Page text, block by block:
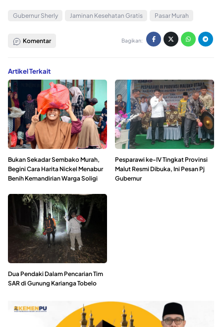
Gubernur Sherly Jaminan Kesehatan Gratis Pasar Murah
Komentar Bagikan:
Artikel Terkait
Bukan Sekadar Sembako Murah,
Begini Cara Harita Nickel Menabur
Benih Kemandirian Warga Soligi
Pesparawi ke-IV Tingkat Provinsi
Malut Resmi Dibuka, Ini Pesan Pj
Gubernur
Dua Pendaki Dalam Pencarian Tim
SAR di Gunung Karianga Tobelo